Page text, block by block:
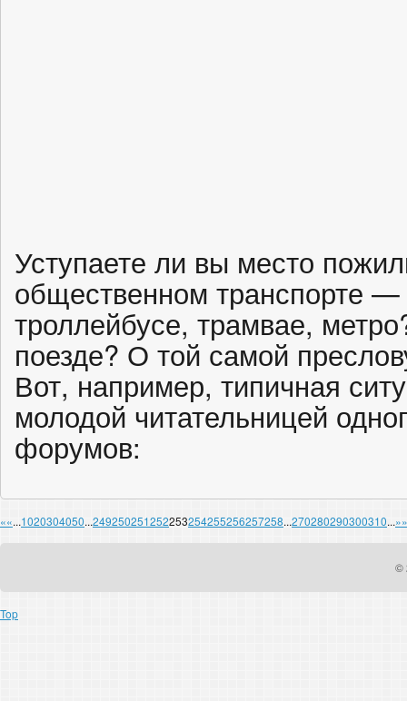
Уступаете ли вы место
общественном транспорте —
троллейбусе, трамвае,
поезде? О той самой
Вот, например, типичная
молодой читательницей
форумов:
««...1020304050...249250251252253254255256257258...270280290300310...»»
©
Top